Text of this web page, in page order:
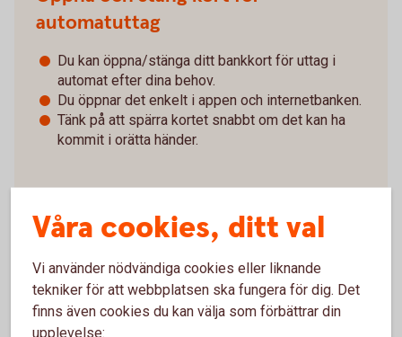
automatuttag
Du kan öppna/stänga ditt bankkort för uttag i
automat efter dina behov.
Du öppnar det enkelt i appen och internetbanken.
Tänk på att spärra kortet snabbt om det kan ha
kommit i orätta händer.
Så öppnar/stänger du kort för automatuttag
Våra cookies, ditt val
Vi använder nödvändiga cookies eller liknande
tekniker för att webbplatsen ska fungera för dig. Det
finns även cookies du kan välja som förbättrar din
upplevelse: